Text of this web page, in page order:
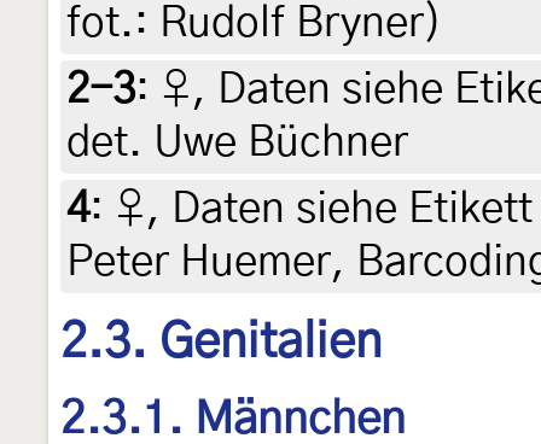
fot.: Rudolf Bryner)
2-3: ♀, Daten siehe
det. Uwe Büchner
4: ♀, Daten siehe
Peter Huemer,
2.3. Genitalien
2.3.1. Männchen